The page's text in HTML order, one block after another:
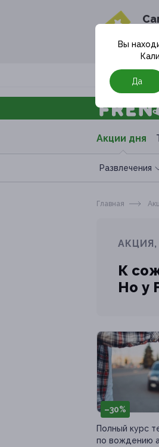
в
Москва
Акции дня
Развлечения
Вы
Да
Главная
К
Но у
–30%
Полный курс
по вождению